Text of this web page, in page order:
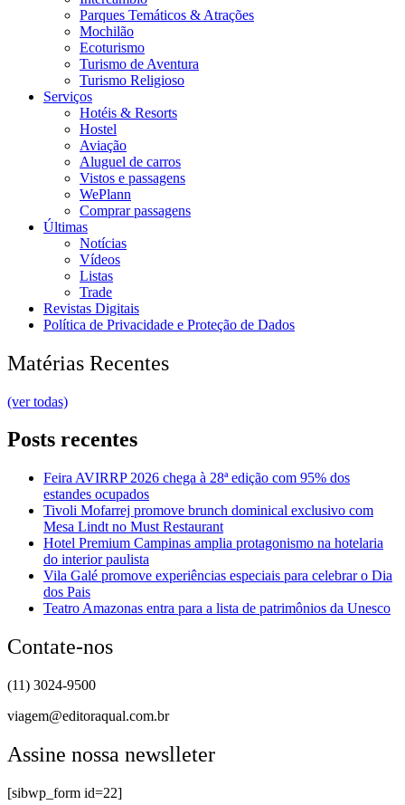
Parques Temáticos & Atrações
Mochilão
Ecoturismo
Turismo de Aventura
Turismo Religioso
Serviços
Hotéis & Resorts
Hostel
Aviação
Aluguel de carros
Vistos e passagens
WePlann
Comprar passagens
Últimas
Notícias
Vídeos
Listas
Trade
Revistas Digitais
Política de Privacidade e Proteção de Dados
Matérias Recentes
(ver todas)
Posts recentes
Feira AVIRRP 2026 chega à 28ª edição com 95% dos
estandes ocupados
Tivoli Mofarrej promove brunch dominical exclusivo com
Mesa Lindt no Must Restaurant
Hotel Premium Campinas amplia protagonismo na hotelaria
do interior paulista
Vila Galé promove experiências especiais para celebrar o Dia
dos Pais
Teatro Amazonas entra para a lista de patrimônios da Unesco
Contate-nos
(11) 3024-9500
viagem@editoraqual.com.br
Assine nossa newslleter
[sibwp_form id=22]